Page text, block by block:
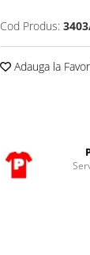
Cod Produs:
Adauga la